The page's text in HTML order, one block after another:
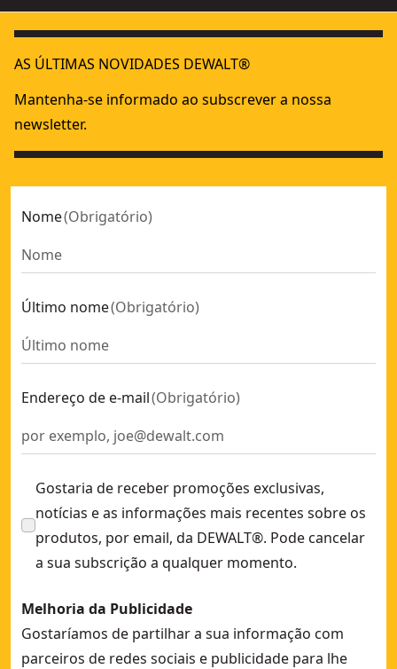
AS ÚLTIMAS NOVIDADES DEWALT®
Mantenha-se informado ao subscrever a nossa
newsletter.
Nome(Obrigatório)
Último nome(Obrigatório)
Endereço de e-mail(Obrigatório)
Gostaria de receber promoções exclusivas,
notícias e as informações mais recentes sobre os
produtos, por email, da DEWALT®. Pode cancelar
a sua subscrição a qualquer momento.
Melhoria da Publicidade
Gostaríamos de partilhar a sua informação com
parceiros de redes sociais e publicidade para lhe